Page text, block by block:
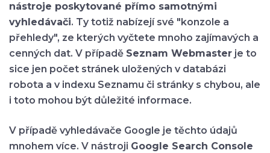
nástroje poskytované přímo samotnými
vyhledávači. Ty totiž nabízejí své "konzole a
přehledy", ze kterých vyčtete mnoho zajímavých a
cenných dat. V případě Seznam Webmaster je to
sice jen počet stránek uložených v databázi
robota a v indexu Seznamu či stránky s chybou, ale
i toto mohou být důležité informace.
V případě vyhledávače Google je těchto údajů
mnohem více. V nástroji Google Search Console